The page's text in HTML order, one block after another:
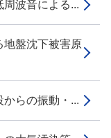
波音による...
地盤沈下被害原
らの振動・...